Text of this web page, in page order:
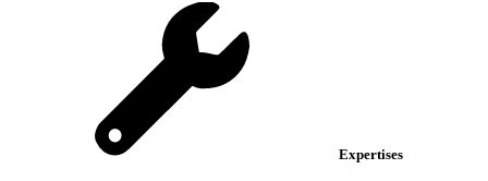
Expertises